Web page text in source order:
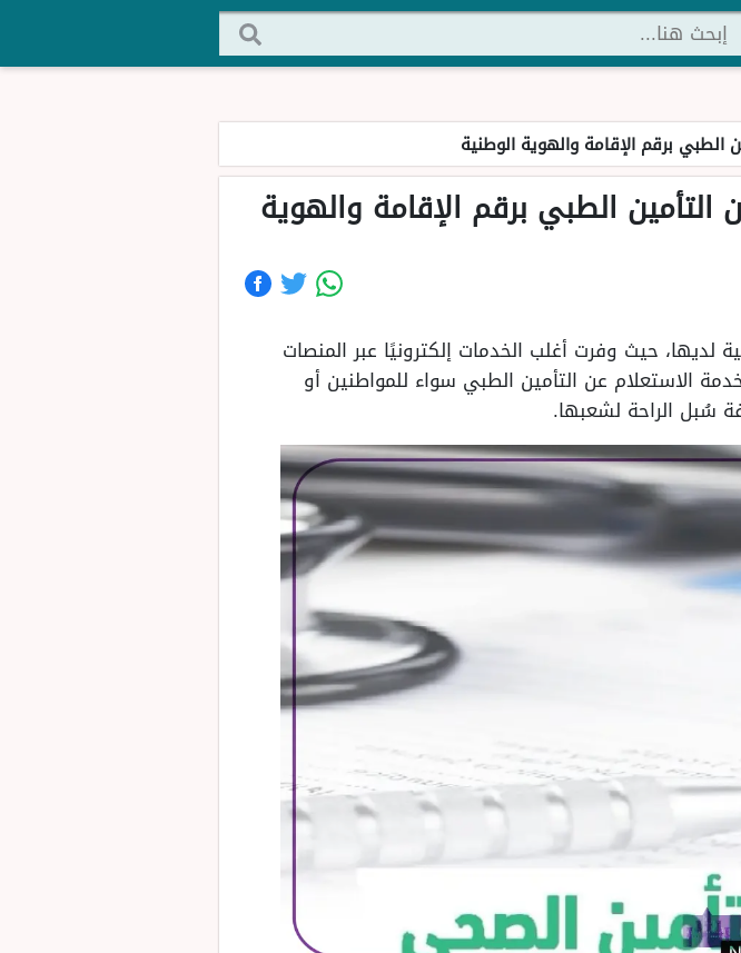
الطبي برقم الإقامة والهوية الوطنية
الطبي برقم الإقامة والهوية
حيث وفرت أغلب الخدمات إلكترونيًا عبر المنصات
الاستعلام عن التأمين الطبي سواء للمواطنين أو
سُبل الراحة لشعبها.